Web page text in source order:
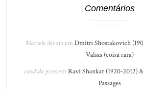
Comentários
Marcelo devotoem Dmitri Shostakovich
Valsas (coisa rara)
candida piresem Ravi Shankar (1920-2012)
Passages